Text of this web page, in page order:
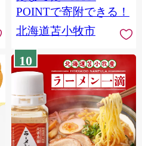
POINTで寄附できる！
北海道苫小牧市
10